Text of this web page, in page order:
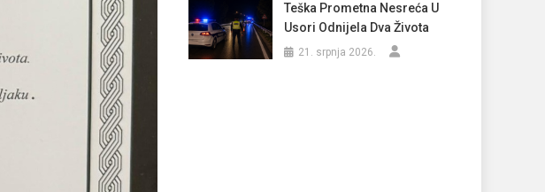
Teška Prometna Nesreća U
Usori Odnijela Dva Života
21. srpnja 2026.